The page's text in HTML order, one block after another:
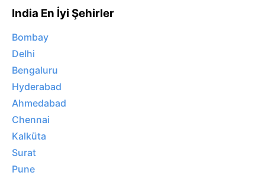
India En İyi Şehirler
Bombay
Delhi
Bengaluru
Hyderabad
Ahmedabad
Chennai
Kalküta
Surat
Pune